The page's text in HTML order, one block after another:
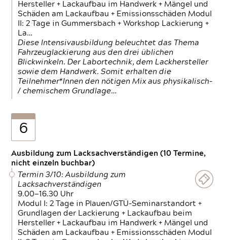
Hersteller + Lackaufbau im Handwerk + Mängel und
Schäden am Lackaufbau + Emissionsschäden Modul
II: 2 Tage in Gummersbach + Workshop Lackierung +
La…
Diese Intensivausbildung beleuchtet das Thema
Fahrzeuglackierung aus den drei üblichen
Blickwinkeln. Der Labortechnik, dem Lackhersteller
sowie dem Handwerk. Somit erhalten die
Teilnehmer*Innen den nötigen Mix aus physikalisch-
/ chemischem Grundlage…
6
Ausbildung zum Lacksachverständigen (10 Termine,
nicht einzeln buchbar)
Termin 3/10: Ausbildung zum
Lacksachverständigen
9.00—16.30 Uhr
Modul I: 2 Tage in Plauen/GTÜ-Seminarstandort +
Grundlagen der Lackierung + Lackaufbau beim
Hersteller + Lackaufbau im Handwerk + Mängel und
Schäden am Lackaufbau + Emissionsschäden Modul